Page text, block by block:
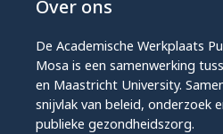
Over ons
De Academische Werkplaats
Mosa is een samenwerking
en Maastricht University.
snijvlak van beleid, onderzoek
publieke gezondheidszorg.